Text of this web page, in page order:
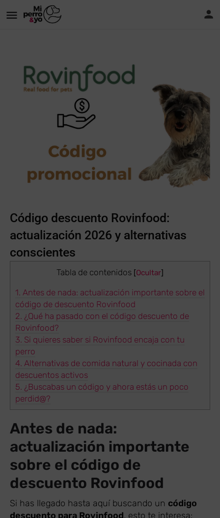
Código descuento Rovinfood:
actualización 2026 y alternativas
conscientes
Tabla de contenidos [Ocultar]
1. Antes de nada: actualización importante sobre el
código de descuento Rovinfood
2. ¿Qué ha pasado con el código descuento de
Rovinfood?
3. Si quieres saber si Rovinfood encaja con tu
perro
4. Alternativas de comida natural y cocinada con
descuentos activos
5. ¿Buscabas un código y ahora estás un poco
perdid@?
Antes de nada:
actualización importante
sobre el código de
descuento Rovinfood
Si has llegado hasta aquí buscando un código
descuento para Rovinfood, esto te interesa: